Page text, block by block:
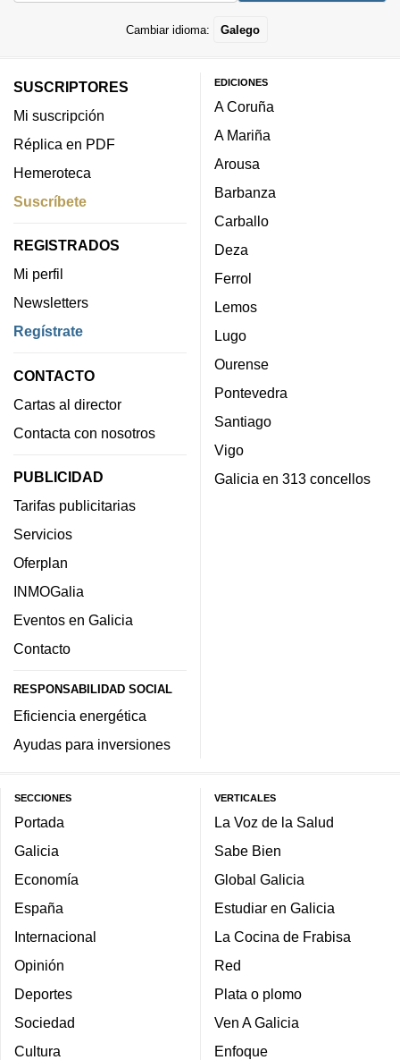
Cambiar idioma: Galego
SUSCRIPTORES
Mi suscripción
Réplica en PDF
Hemeroteca
Suscríbete
REGISTRADOS
Mi perfil
Newsletters
Regístrate
CONTACTO
Cartas al director
Contacta con nosotros
PUBLICIDAD
Tarifas publicitarias
Servicios
Oferplan
INMOGalia
Eventos en Galicia
Contacto
RESPONSABILIDAD SOCIAL
Eficiencia energética
Ayudas para inversiones
EDICIONES
A Coruña
A Mariña
Arousa
Barbanza
Carballo
Deza
Ferrol
Lemos
Lugo
Ourense
Pontevedra
Santiago
Vigo
Galicia en 313 concellos
SECCIONES
Portada
Galicia
Economía
España
Internacional
Opinión
Deportes
Sociedad
Cultura
VERTICALES
La Voz de la Salud
Sabe Bien
Global Galicia
Estudiar en Galicia
La Cocina de Frabisa
Red
Plata o plomo
Ven A Galicia
Enfoque